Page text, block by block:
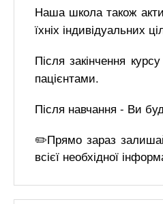
Наша школа також
їхніх індивідуальних
Після закінчення
пацієнтами.
Після навчання - Ви
✏️Прямо зараз
всієї необхідної